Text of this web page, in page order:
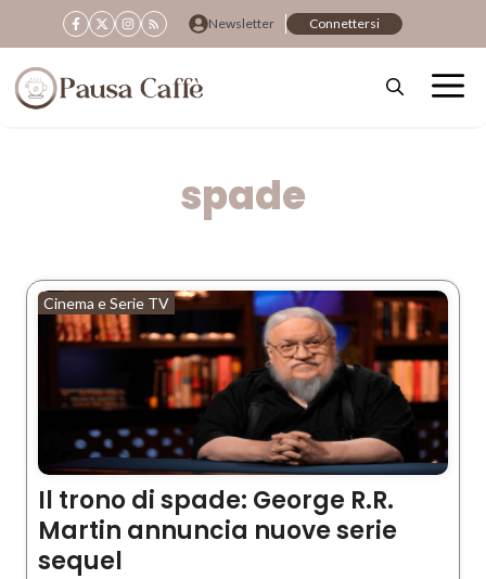
al
contenuto
Newsletter Connettersi
spade
Cinema e Serie TV
Il trono di spade: George R.R.
Martin annuncia nuove serie
sequel